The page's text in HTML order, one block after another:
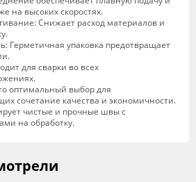
на высоких скоростях.
Снижает расход материалов и
Герметичная упаковка предотвращает
для сварки во всех
оптимальный выбор для
сочетание качества и экономичности.
чистые и прочные швы с
на обработку.